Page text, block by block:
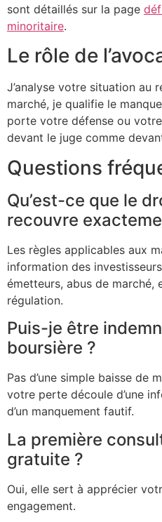
sont détaillés sur la page
minoritaire.
Le rôle de
J’analyse votre situation au
marché, je qualifie le
porte votre défense ou
devant le juge comme
Questions
Qu’est-ce que le
recouvre
Les règles applicables aux
information des
émetteurs, abus de marché,
régulation.
Puis-je être
boursière ?
Pas d’une simple baisse de
votre perte découle d’une
d’un manquement fautif.
La première
gratuite ?
Oui, elle sert à apprécier
engagement.